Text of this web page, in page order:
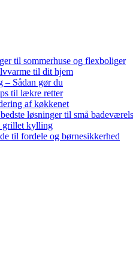
til sommerhuse og flexboliger
til dit hjem
– Sådan gør du
til lækre retter
af køkkenet
løsninger til små
grillet kylling
til fordele og børnesikkerhed